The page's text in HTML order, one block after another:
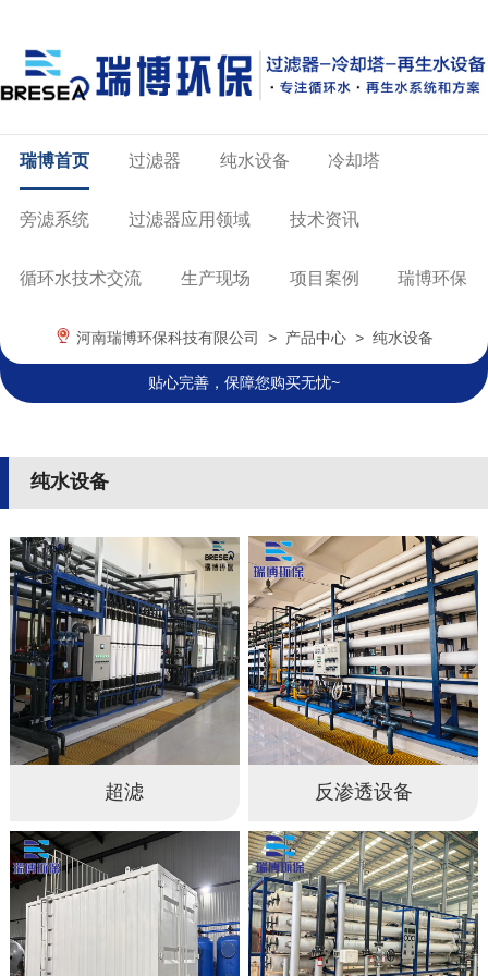
瑞博首页 过滤器 纯水设备 冷却塔
旁滤系统 过滤器应用领域 技术资讯
循环水技术交流 生产现场 项目案例 瑞博环保
河南瑞博环保科技有限公司 > 产品中心> 纯水设备
贴心完善，保障您购买无忧~
纯水设备
超滤 反渗透设备